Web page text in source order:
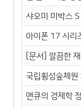
샤오미 미박스
아이폰 17 시리
[문서] 깔끔한
국립횡성숲체
맨큐의 경제학